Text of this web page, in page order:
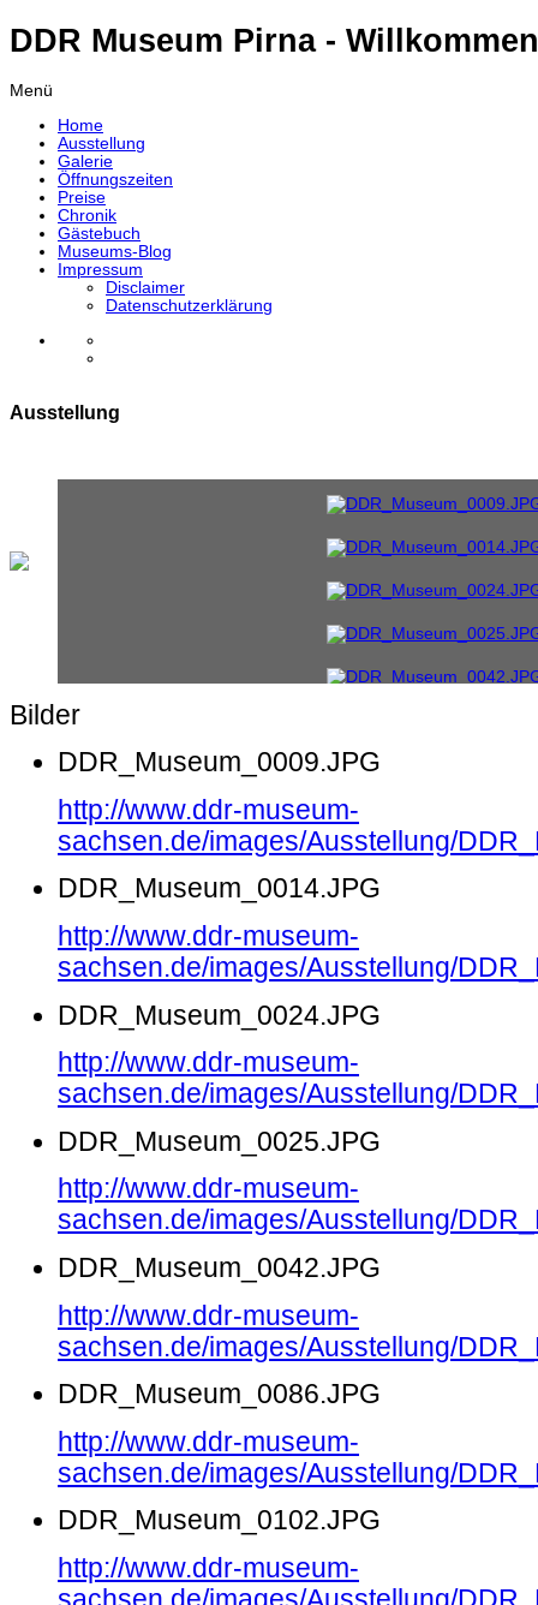
DDR Museum Pirna -
Menü
Home
Ausstellung
Galerie
Öffnungszeiten
Preise
Chronik
Gästebuch
Museums-Blog
Impressum
Disclaimer
Datenschutzerklärung
Ausstellung
Bilder
DDR_Museum_0009.JPG
http://www.ddr-museum-
sachsen.de/images/Ausstellung/
DDR_Museum_0014.JPG
http://www.ddr-museum-
sachsen.de/images/Ausstellung/
DDR_Museum_0024.JPG
http://www.ddr-museum-
sachsen.de/images/Ausstellung/
DDR_Museum_0025.JPG
http://www.ddr-museum-
sachsen.de/images/Ausstellung/
DDR_Museum_0042.JPG
http://www.ddr-museum-
sachsen.de/images/Ausstellung/
DDR_Museum_0086.JPG
http://www.ddr-museum-
sachsen.de/images/Ausstellung/
DDR_Museum_0102.JPG
http://www.ddr-museum-